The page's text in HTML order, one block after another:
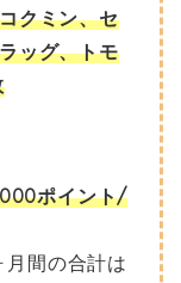
クミン、セ
ッグ、トモ
ポイント/
月間の合計は